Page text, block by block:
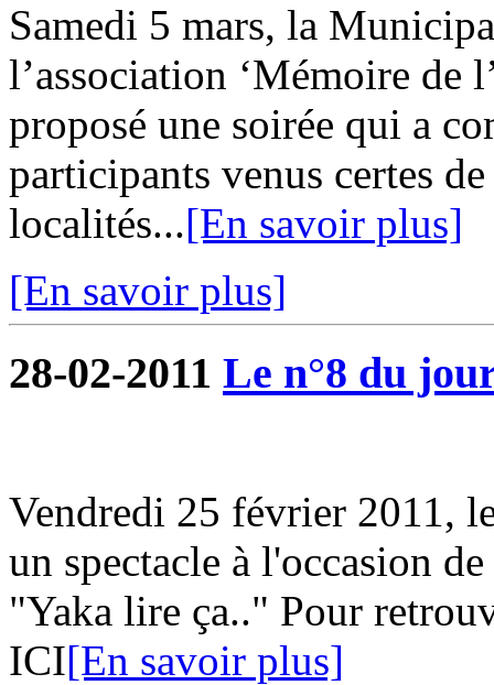
Samedi 5 mars, la
l’association ‘Mémoire de
proposé une soirée qui a
participants venus certes
localités...[En savoir plus]
[En savoir plus]
28-02-2011 Le n°8 du
Vendredi 25 février 2011,
un spectacle à l'occasion
"Yaka lire ça.." Pour
ICI[En savoir plus]